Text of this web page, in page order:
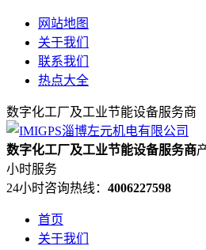
网站地图
关于我们
联系我们
热点大全
数字化工厂及工业节能设备服务商
数字化工厂及工业节能设备服务商
小时服务
24小时咨询热线： 4006227598
首页
关于我们